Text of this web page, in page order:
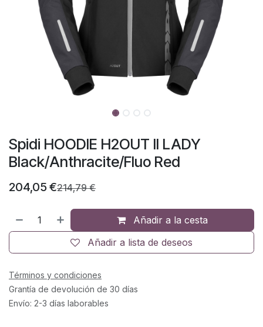
Spidi HOODIE H2OUT II LADY
Black/Anthracite/Fluo Red
204,05 €214,79€
Añadir a la cesta
Añadir a lista de deseos
Términos y condiciones
Grantía de devolución de 30 días
Envío: 2-3 días laborables